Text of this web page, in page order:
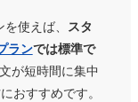
使えば、
スタ
ランでは標準で
が短時間に集中
おすすめです。